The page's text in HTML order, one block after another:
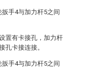
手4与加力杆5之间
置有卡接孔，加力杆
孔卡接连接。
手4与加力杆5之间